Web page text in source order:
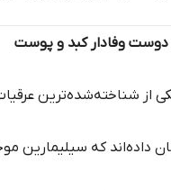
دوست وفادار کبد و پوست
از شناخته‌شده‌ترین
داده‌اند که سیلیمارین